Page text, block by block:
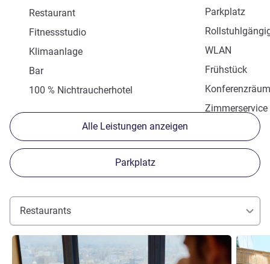
Parkplatz
Restaurant
Fitnessstudio
WLAN
Klimaanlage
Frühstück
Bar
100 % Nichtraucherhotel
Zimmerservice
Alle Leistungen anzeigen
Parkplatz
Restaurants
Details ansehen Details